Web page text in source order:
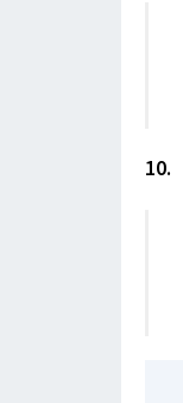
10.